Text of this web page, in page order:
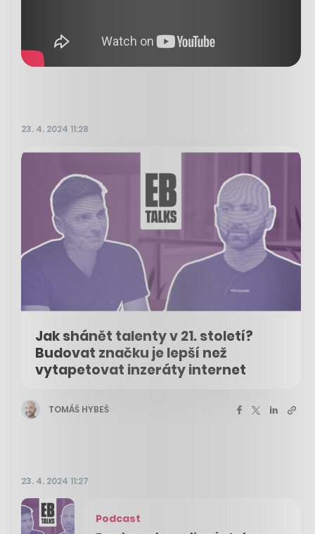
23. 4. 2024 11:28
Jak shánět talenty v 21. století?
Budovat značku je lepší než
vytapetovat inzeráty internet
TOMÁŠ HYBEŠ
23. 4. 2024 11:27
Podcast